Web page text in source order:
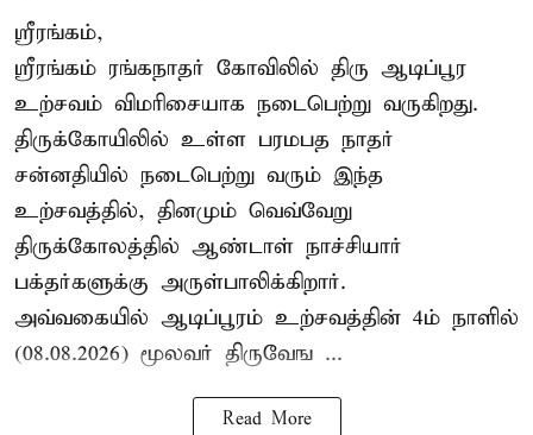
ஸ்ரீரங்கம்,
ஸ்ரீரங்கம் ரங்கநாதர் கோவிலில் திரு ஆடிப்பூர
உற்சவம் விமரிசையாக நடைபெற்று வருகிறது.
திருக்கோயிலில் உள்ள பரமபத நாதர்
சன்னதியில் நடைபெற்று வரும் இந்த
உற்சவத்தில், தினமும் வெவ்வேறு
திருக்கோலத்தில் ஆண்டாள் நாச்சியார்
பக்தர்களுக்கு அருள்பாலிக்கிறார்.
அவ்வகையில் ஆடிப்பூரம் உற்சவத்தின் 4ம் நாளில்
(08.08.2026) மூலவர் திருவேங ...
Read More